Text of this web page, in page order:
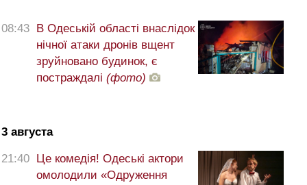
08:43
В Одеській області внаслідок
нічної атаки дронів вщент
зруйновано будинок, є
постраждалі (фото)
3 августа
21:40
Це комедія! Одеські актори
омолодили «Одруження